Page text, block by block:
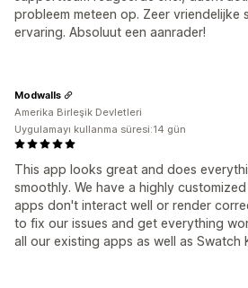
probleem meteen op. Zeer vriendelijke
ervaring. Absoluut een aanrader!
This app looks great and does
smoothly. We have a highly
apps don't interact well or render
to fix our issues and get everything
all our existing apps as well as Swatch
Modwalls
Amerika Birleşik Devletleri
Uygulamayı kullanma süresi:14 gün